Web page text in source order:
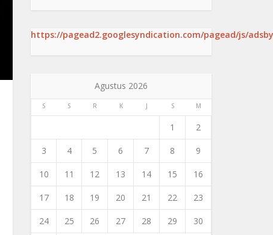
https://pagead2.googlesyndication.com/pagead/js/
Agustus 2026
S S R K J S M
1 2
3 4 5 6 7 8 9
10 11 12 13 14 15 16
17 18 19 20 21 22 23
24 25 26 27 28 29 30